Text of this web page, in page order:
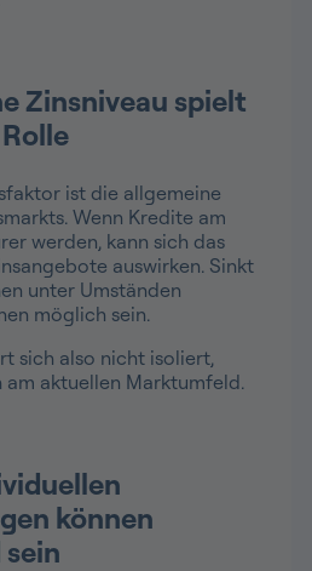
Zinsniveau spielt
ist die allgemeine
Wenn Kredite am
werden, kann sich das
auswirken. Sinkt
unter Umständen
möglich sein.
sich also nicht isoliert,
am aktuellen Marktumfeld.
können